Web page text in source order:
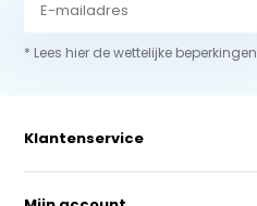
* Lees hier de wettelijke beperkingen
Klantenservice